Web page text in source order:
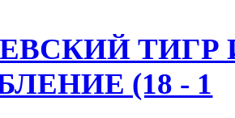
(18 - 1